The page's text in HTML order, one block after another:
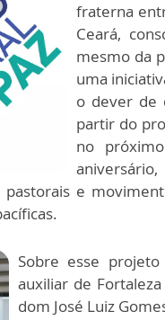
fraterna
Ceará,
mesmo da
uma
o dever de
partir do
no
pastorais e
Sobre esse
auxiliar de
dom José Luiz